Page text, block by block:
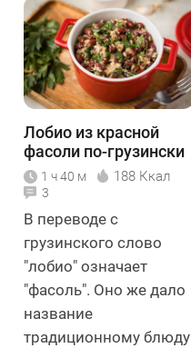
Лобио из красной
фасоли по-грузински
1 ч 40 м 188 Ккал
3
В переводе с
грузинского слово
"лобио" означает
"фасоль". Оно же дало
название
традиционному блюду